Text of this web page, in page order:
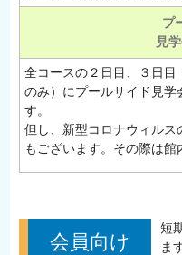
プ
見
全コースの２日目、３日目
のみ）にプールサイド見学
す。
但し、新型コロナウィル
もございます。その際は館
会員向け
短
ま